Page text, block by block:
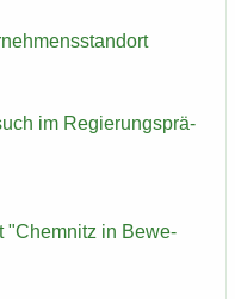
im Re­gie­rungs­prä­
"Chem­nitz in Be­we­